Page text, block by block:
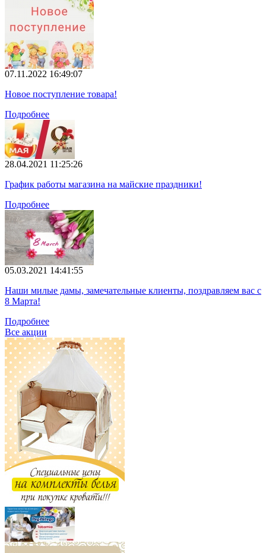
07.11.2022 16:49:07
Новое поступление товара!
Подробнее
28.04.2021 11:25:26
График работы магазина на майские праздники!
Подробнее
05.03.2021 14:41:55
Наши милые дамы, замечательные клиенты, поздравляем вас с
8 Марта!
Подробнее
Все акции